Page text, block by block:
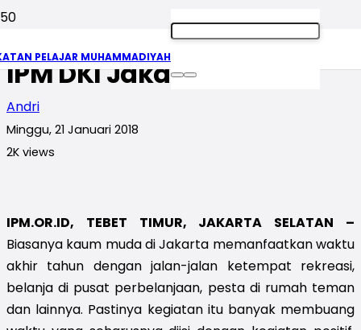
PELAJAR MUHAMMADIYAH
Acara Akhir Tahun ala PW
IPM DKI Jakarta
Andri
Minggu, 21 Januari 2018
2K views
IPM.OR.ID, TEBET TIMUR, JAKARTA SELATAN –
Biasanya kaum muda di Jakarta memanfaatkan waktu
akhir tahun dengan jalan-jalan ketempat rekreasi,
belanja di pusat perbelanjaan, pesta di rumah teman
dan lainnya. Pastinya kegiatan itu banyak membuang